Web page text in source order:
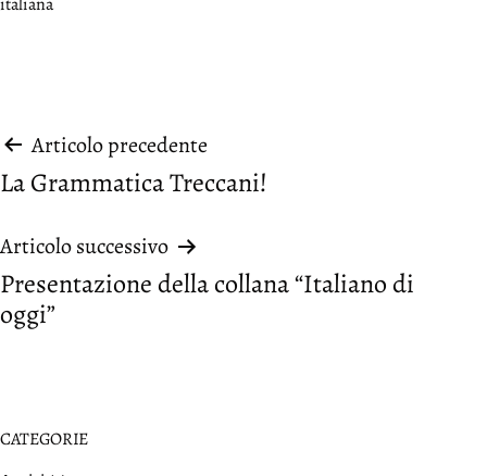
Navigazione
articoli
Articolo precedente
La Grammatica Treccani!
Articolo successivo
Presentazione della collana “Italiano di
oggi”
CATEGORIE